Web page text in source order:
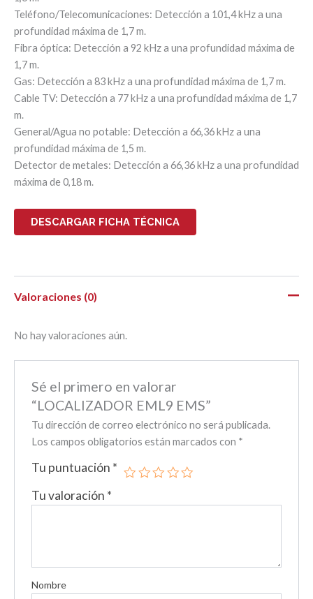
Teléfono/Telecomunicaciones: Detección a 101,4 kHz a una
profundidad máxima de 1,7 m.
Fibra óptica: Detección a 92 kHz a una profundidad máxima de
1,7 m.
Gas: Detección a 83 kHz a una profundidad máxima de 1,7 m.
Cable TV: Detección a 77 kHz a una profundidad máxima de 1,7
m.
General/Agua no potable: Detección a 66,36 kHz a una
profundidad máxima de 1,5 m.
Detector de metales: Detección a 66,36 kHz a una profundidad
máxima de 0,18 m.
DESCARGAR FICHA TÉCNICA
Valoraciones (0)
No hay valoraciones aún.
Sé el primero en valorar
“LOCALIZADOR EML9 EMS”
Tu dirección de correo electrónico no será publicada.
Los campos obligatorios están marcados con *
Tu puntuación *
Tu valoración *
Nombre